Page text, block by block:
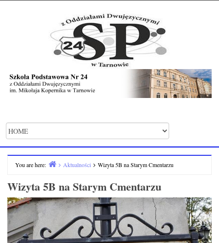
You are here:
Aktualności Wizyta 5B na Starym Cmentarzu
Wizyta 5B na Starym Cmentarzu